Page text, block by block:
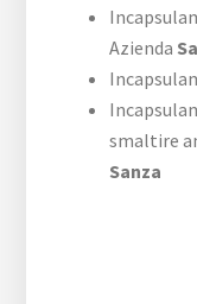
Azienda
smaltire
Sanza